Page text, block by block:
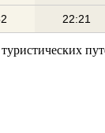
22:21